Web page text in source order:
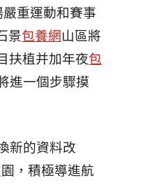
重運動和賽事
景包養網山區將
扶植并加年夜包
進一個步驟摸
新的資料改
，積極導進航